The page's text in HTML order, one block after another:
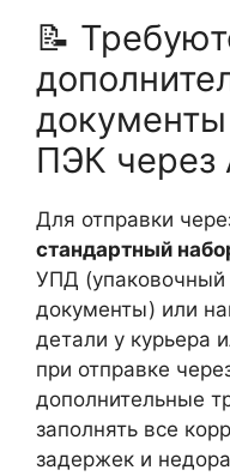
📝
документы
ПЭК через
Для отправки
стандартный
УПД
документы) или
детали у курьера
при отправке
дополнительные
заполнять все
задержек и